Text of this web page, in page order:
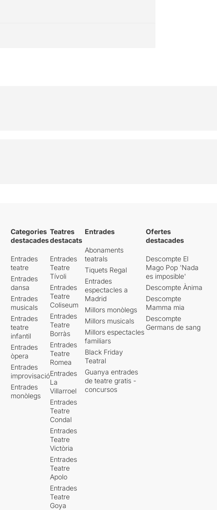
Categories
destacades
Entrades
teatre
Entrades
dansa
Entrades
musicals
Entrades
teatre
infantil
Entrades
òpera
Entrades
improvisació
Entrades
monòlegs
Teatres
destacats
Entrades
Teatre
Tívoli
Entrades
Teatre
Coliseum
Entrades
Teatre
Borràs
Entrades
Teatre
Romea
Entrades
La
Villarroel
Entrades
Teatre
Condal
Entrades
Teatre
Victòria
Entrades
Teatre
Apolo
Entrades
Teatre
Goya
Entrades
Abonaments
teatrals
Tiquets Regal
Entrades
espectacles a
Madrid
Millors monòlegs
Millors musicals
Millors espectacles
familiars
Black Friday
Teatral
Guanya entrades
de teatre gratis -
concursos
Ofertes
destacades
Descompte El
Mago Pop 'Nada
es imposible'
Descompte Ànima
Descompte
Mamma mia
Descompte
Germans de sang